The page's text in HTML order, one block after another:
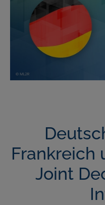
Frankreich
Joint